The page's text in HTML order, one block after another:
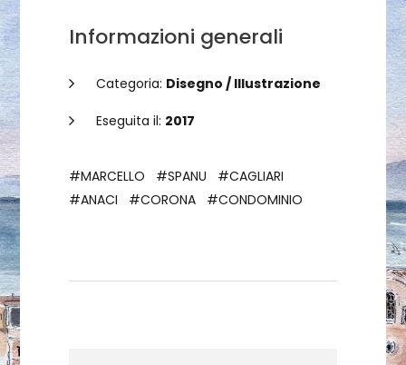
Informazioni generali
Categoria: Disegno / Illustrazione
Eseguita il: 2017
#MARCELLO #SPANU
#CAGLIARI
#ANACI
#CORONA #CONDOMINIO